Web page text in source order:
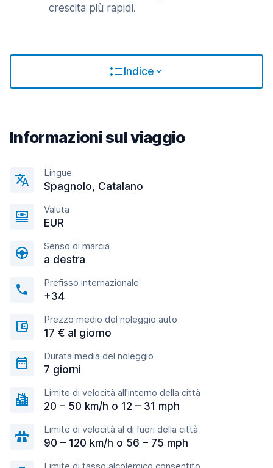
crescita più rapidi.
Indice
Informazioni sul viaggio
Lingue
Spagnolo, Catalano
Valuta
EUR
Senso di marcia
a destra
Prefisso internazionale
+34
Prezzo medio del noleggio auto
17 € al giorno
Durata media del noleggio
7 giorni
Limite di velocità all'interno della città
20 – 50 km/h o 12 – 31 mph
Limite di velocità al di fuori della città
90 – 120 km/h o 56 – 75 mph